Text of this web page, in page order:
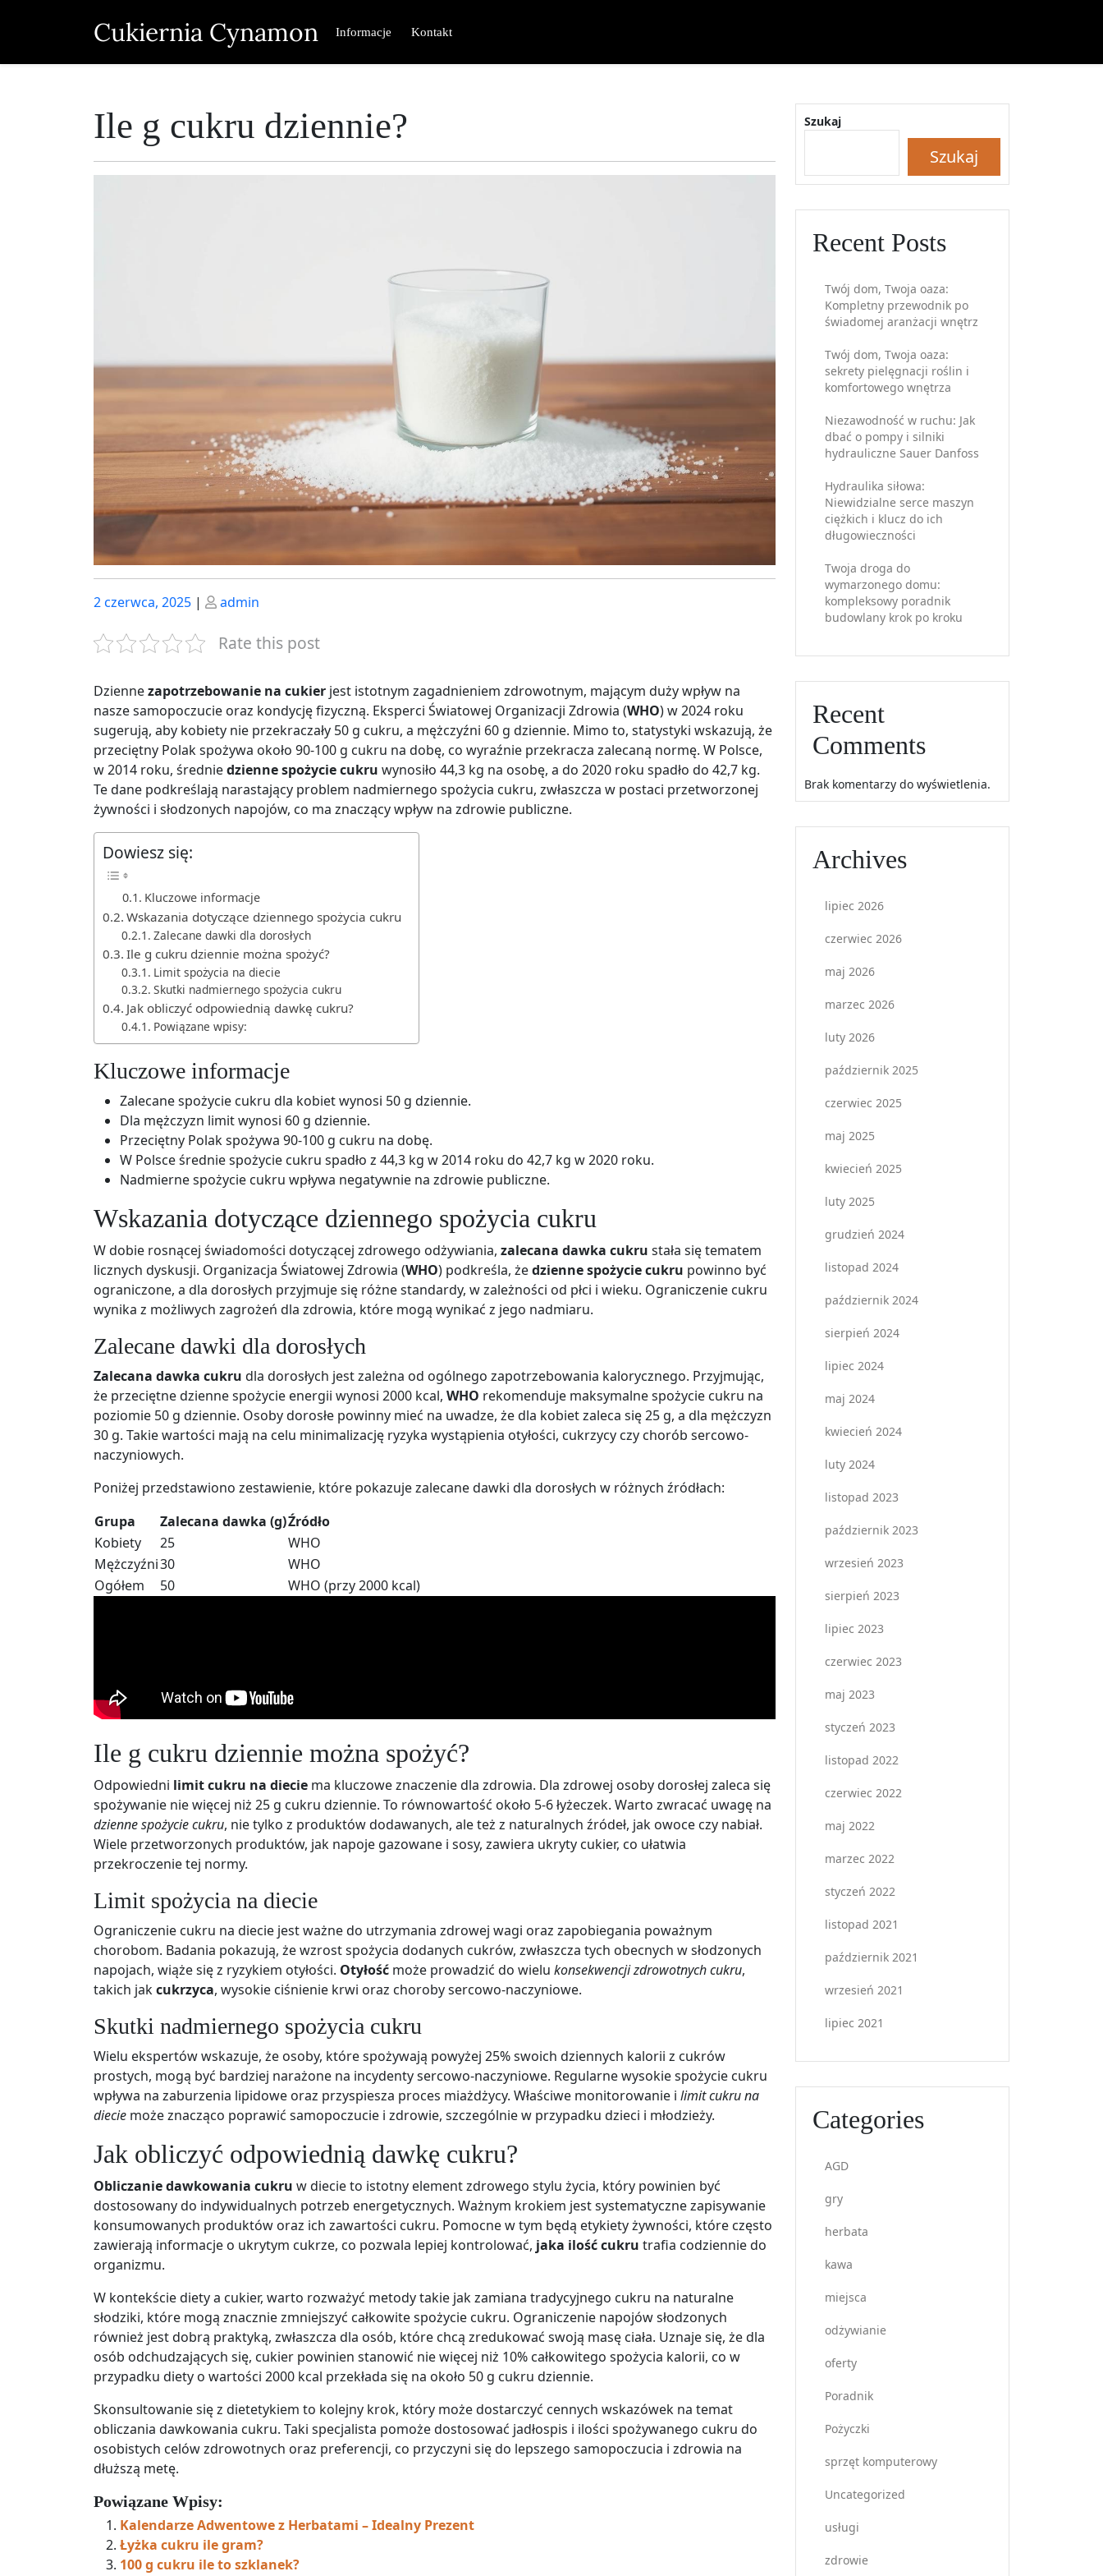
Cukiernia Cynamon Informacje Kontakt
Ile g cukru dziennie?
Posted
2 czerwca, 2025 | Posted
admin
Rate this post
Dziennezapotrzebowanie na cukier jest istotnym zagadnieniem zdrowotnym, mającym duży wpływ na
nasze samopoczucie oraz kondycję fizyczną. Eksperci Światowej Organizacji Zdrowia (WHO) w 2024 roku
sugerują, aby kobiety nie przekraczały 50 g cukru, a mężczyźni 60 g dziennie. Mimo to, statystyki wskazują, że
przeciętny Polak spożywa około 90-100 g cukru na dobę, co wyraźnie przekracza zalecaną normę. W Polsce,
w 2014 roku, średniedzienne spożycie cukru wynosiło 44,3 kg na osobę, a do 2020 roku spadło do 42,7 kg.
Te dane podkreślają narastający problem nadmiernego spożycia cukru, zwłaszcza w postaci przetworzonej
żywności i słodzonych napojów, co ma znaczący wpływ na zdrowie publiczne.
Dowiesz się:
Kluczowe informacje
Wskazania dotyczące dziennego spożycia cukru
Zalecane dawki dla dorosłych
Ile g cukru dziennie można spożyć?
Limit spożycia na diecie
Skutki nadmiernego spożycia cukru
Jak obliczyć odpowiednią dawkę cukru?
Powiązane wpisy:
Kluczowe informacje
Zalecane spożycie cukru dla kobiet wynosi 50 g dziennie.
Dla mężczyzn limit wynosi 60 g dziennie.
Przeciętny Polak spożywa 90-100 g cukru na dobę.
W Polsce średnie spożycie cukru spadło z 44,3 kg w 2014 roku do 42,7 kg w 2020 roku.
Nadmierne spożycie cukru wpływa negatywnie na zdrowie publiczne.
Wskazania dotyczące dziennego spożycia cukru
W dobie rosnącej świadomości dotyczącej zdrowego odżywiania, zalecana dawka cukru stała się tematem
licznych dyskusji. Organizacja Światowej Zdrowia (WHO) podkreśla, żedzienne spożycie cukru powinno być
ograniczone, a dla dorosłych przyjmuje się różne standardy, w zależności od płci i wieku. Ograniczenie cukru
wynika z możliwych zagrożeń dla zdrowia, które mogą wynikać z jego nadmiaru.
Zalecane dawki dla dorosłych
Zalecana dawka cukru dla dorosłych jest zależna od ogólnego zapotrzebowania kalorycznego. Przyjmując,
że przeciętne dzienne spożycie energii wynosi 2000 kcal, WHO rekomenduje maksymalne spożycie cukru na
poziomie 50 g dziennie. Osoby dorosłe powinny mieć na uwadze, że dla kobiet zaleca się 25 g, a dla mężczyzn
30 g. Takie wartości mają na celu minimalizację ryzyka wystąpienia otyłości, cukrzycy czy chorób sercowo-
naczyniowych.
Poniżej przedstawiono zestawienie, które pokazuje zalecane dawki dla dorosłych w różnych źródłach:
Grupa
Zalecana dawka (g)Źródło
Kobiety
25
WHO
Mężczyźni30
WHO
Ogółem
50 WHO (przy 2000 kcal)
Ile g cukru dziennie można spożyć?
Odpowiedni limit cukru na diecie ma kluczowe znaczenie dla zdrowia. Dla zdrowej osoby dorosłej zaleca się
spożywanie nie więcej niż 25 g cukru dziennie. To równowartość około 5-6 łyżeczek. Warto zwracać uwagę na
dzienne spożycie cukru, nie tylko z produktów dodawanych, ale też z naturalnych źródeł, jak owoce czy nabiał.
Wiele przetworzonych produktów, jak napoje gazowane i sosy, zawiera ukryty cukier, co ułatwia
przekroczenie tej normy.
Limit spożycia na diecie
Ograniczenie cukru na diecie jest ważne do utrzymania zdrowej wagi oraz zapobiegania poważnym
chorobom. Badania pokazują, że wzrost spożycia dodanych cukrów, zwłaszcza tych obecnych w słodzonych
napojach, wiąże się z ryzykiem otyłości. Otyłość może prowadzić do wielu konsekwencji zdrowotnych cukru,
takich jakcukrzyca, wysokie ciśnienie krwi oraz choroby sercowo-naczyniowe.
Skutki nadmiernego spożycia cukru
Wielu ekspertów wskazuje, że osoby, które spożywają powyżej 25% swoich dziennych kalorii z cukrów
prostych, mogą być bardziej narażone na incydenty sercowo-naczyniowe. Regularne wysokie spożycie cukru
wpływa na zaburzenia lipidowe oraz przyspiesza proces miażdżycy. Właściwe monitorowanie i limit cukru na
diecie może znacząco poprawić samopoczucie i zdrowie, szczególnie w przypadku dzieci i młodzieży.
Jak obliczyć odpowiednią dawkę cukru?
Obliczanie dawkowania cukru w diecie to istotny element zdrowego stylu życia, który powinien być
dostosowany do indywidualnych potrzeb energetycznych. Ważnym krokiem jest systematyczne zapisywanie
konsumowanych produktów oraz ich zawartości cukru. Pomocne w tym będą etykiety żywności, które często
zawierają informacje o ukrytym cukrze, co pozwala lepiej kontrolować, jaka ilość cukru trafia codziennie do
organizmu.
W kontekście diety a cukier, warto rozważyć metody takie jak zamiana tradycyjnego cukru na naturalne
słodziki, które mogą znacznie zmniejszyć całkowite spożycie cukru. Ograniczenie napojów słodzonych
również jest dobrą praktyką, zwłaszcza dla osób, które chcą zredukować swoją masę ciała. Uznaje się, że dla
osób odchudzających się, cukier powinien stanowić nie więcej niż 10% całkowitego spożycia kalorii, co w
przypadku diety o wartości 2000 kcal przekłada się na około 50 g cukru dziennie.
Skonsultowanie się z dietetykiem to kolejny krok, który może dostarczyć cennych wskazówek na temat
obliczania dawkowania cukru. Taki specjalista pomoże dostosować jadłospis i ilości spożywanego cukru do
osobistych celów zdrowotnych oraz preferencji, co przyczyni się do lepszego samopoczucia i zdrowia na
dłuższą metę.
Powiązane Wpisy:
Kalendarze Adwentowe z Herbatami – Idealny Prezent
Łyżka cukru ile gram?
100 g cukru ile to szklanek?
Szukaj
Szukaj
Recent Posts
Twój dom, Twoja oaza:
Kompletny przewodnik po
świadomej aranżacji wnętrz
Twój dom, Twoja oaza:
sekrety pielęgnacji roślin i
komfortowego wnętrza
Niezawodność w ruchu: Jak
dbać o pompy i silniki
hydrauliczne Sauer Danfoss
Hydraulika siłowa:
Niewidzialne serce maszyn
ciężkich i klucz do ich
długowieczności
Twoja droga do
wymarzonego domu:
kompleksowy poradnik
budowlany krok po kroku
Recent
Comments
Brak komentarzy do wyświetlenia.
Archives
lipiec 2026
czerwiec 2026
maj 2026
marzec 2026
luty 2026
październik 2025
czerwiec 2025
maj 2025
kwiecień 2025
luty 2025
grudzień 2024
listopad 2024
październik 2024
sierpień 2024
lipiec 2024
maj 2024
kwiecień 2024
luty 2024
listopad 2023
październik 2023
wrzesień 2023
sierpień 2023
lipiec 2023
czerwiec 2023
maj 2023
styczeń 2023
listopad 2022
czerwiec 2022
maj 2022
marzec 2022
styczeń 2022
listopad 2021
październik 2021
wrzesień 2021
lipiec 2021
Categories
AGD
gry
herbata
kawa
miejsca
odżywianie
oferty
Poradnik
Pożyczki
sprzęt komputerowy
Uncategorized
usługi
zdrowie